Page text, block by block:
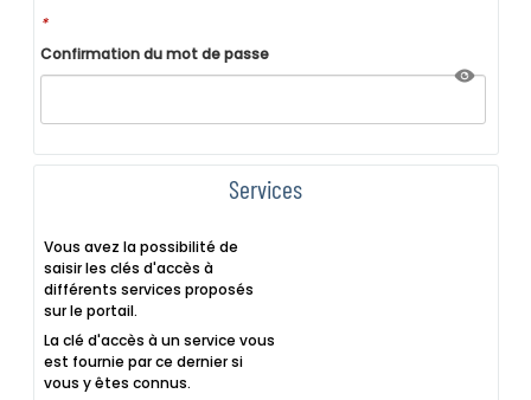
*
Confirmation du mot de passe
Services
Vous avez la possibilité de
saisir les clés d'accès à
différents services proposés
sur le portail.
La clé d'accès à un service vous
est fournie par ce dernier si
vous y êtes connus.